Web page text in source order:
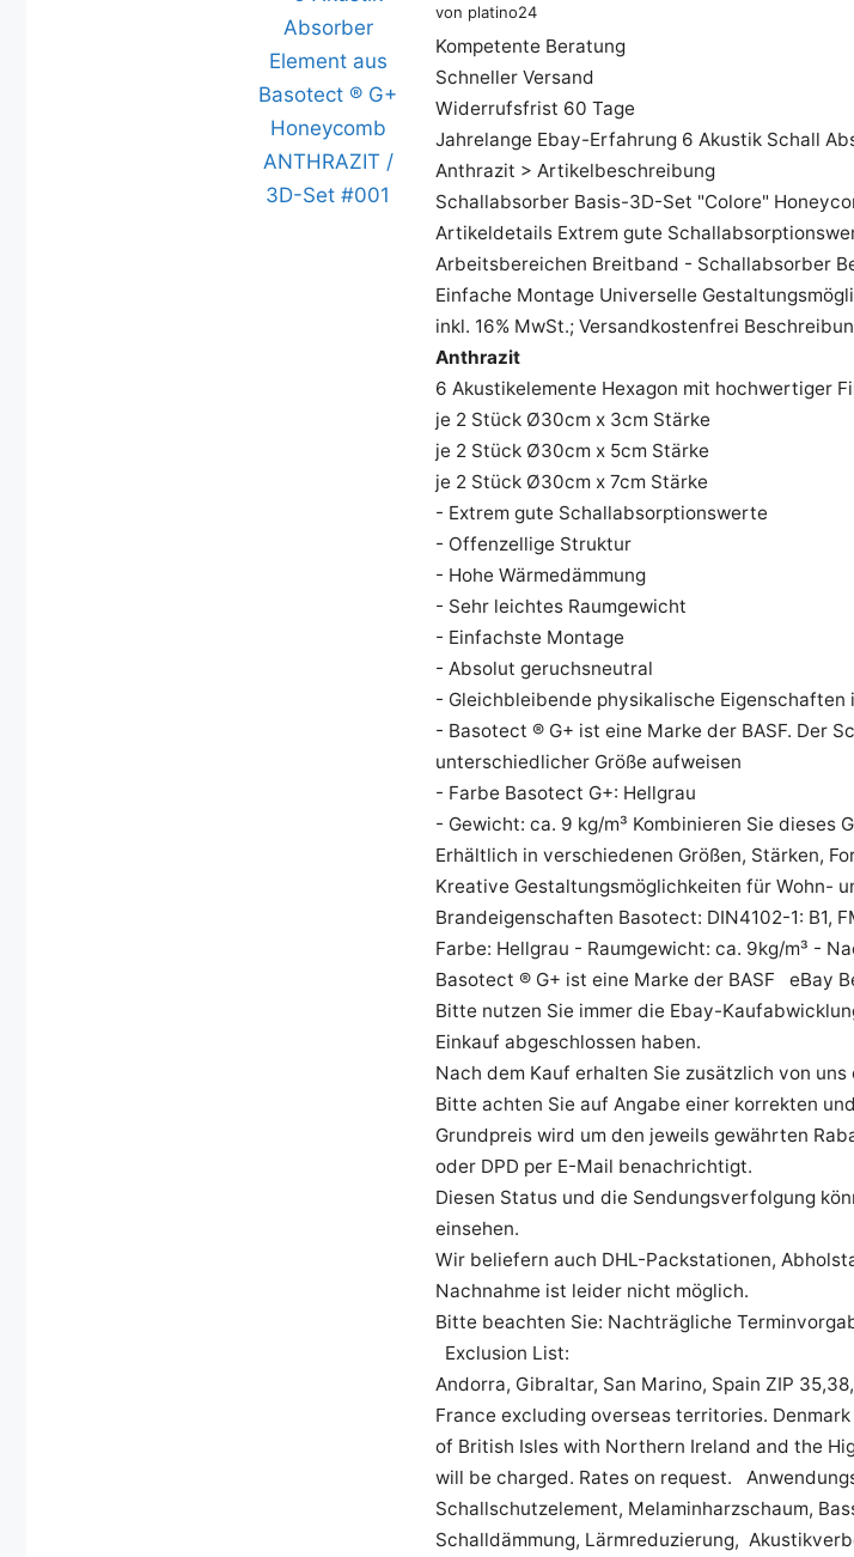
von platino24
Kompetente Beratung
Schneller Versand
Widerrufsfrist 60 Tage
Jahrelange Ebay-Erfahrung 6 Akustik Schall
Anthrazit > Artikelbeschreibung
Schallabsorber Basis-3D-Set "Colore"
Artikeldetails Extrem gute
Arbeitsbereichen Breitband - Schallabsorber
Einfache Montage Universelle
inkl. 16% MwSt.; Versandkostenfrei
Anthrazit
6 Akustikelemente Hexagon mit hochwertiger
je 2 Stück Ø30cm x 3cm Stärke
je 2 Stück Ø30cm x 5cm Stärke
je 2 Stück Ø30cm x 7cm Stärke
- Extrem gute Schallabsorptionswerte
- Offenzellige Struktur
- Hohe Wärmedämmung
- Sehr leichtes Raumgewicht
- Einfachste Montage
- Absolut geruchsneutral
- Gleichbleibende physikalische
- Basotect ® G+ ist eine Marke der BASF. Der
unterschiedlicher Größe aufweisen
- Farbe Basotect G+: Hellgrau
- Gewicht: ca. 9 kg/m³ Kombinieren Sie dieses
Erhältlich in verschiedenen Größen, Stärken,
Kreative Gestaltungsmöglichkeiten für Wohn-
Brandeigenschaften Basotect: DIN4102-1: B1,
Farbe: Hellgrau - Raumgewicht: ca. 9kg/m³ -
Basotect ® G+ ist eine Marke der BASF eBay
Bitte nutzen Sie immer die Ebay-
Einkauf abgeschlossen haben.
Nach dem Kauf erhalten Sie zusätzlich von
Bitte achten Sie auf Angabe einer korrekten
Grundpreis wird um den jeweils gewährten
oder DPD per E-Mail benachrichtigt.
Diesen Status und die Sendungsverfolgung
einsehen.
Wir beliefern auch DHL-Packstationen,
Nachnahme ist leider nicht möglich.
Bitte beachten Sie: Nachträgliche
Exclusion List:
Andorra, Gibraltar, San Marino, Spain ZIP
France excluding overseas territories.
of British Isles with Northern Ireland and the
will be charged. Rates on request.
Schallschutzelement, Melaminharzschaum,
Schalldämmung, Lärmreduzierung,